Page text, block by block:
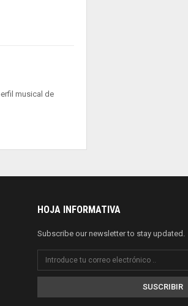
musical de
HOJA INFORMATIVA
Subscribe our newsletter to stay updated.
SUSCRIBIR